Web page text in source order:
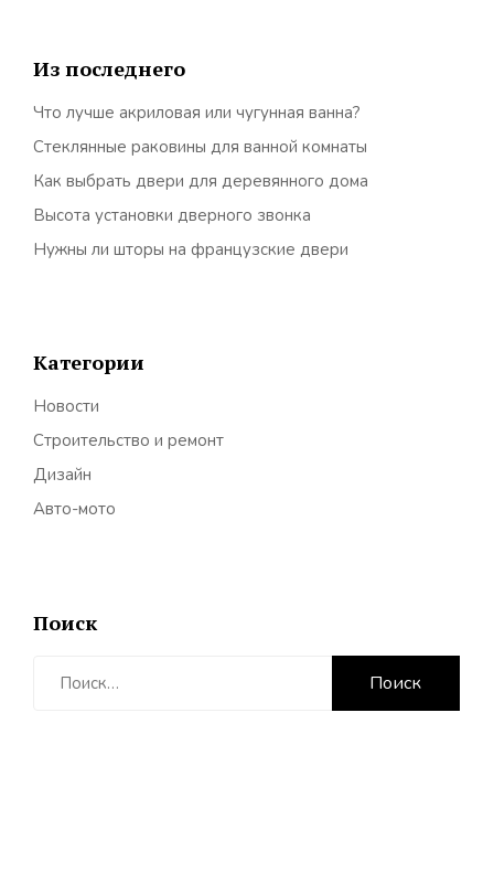
Из последнего
Что лучше акриловая или чугунная ванна?
Стеклянные раковины для ванной комнаты
Как выбрать двери для деревянного дома
Высота установки дверного звонка
Нужны ли шторы на французские двери
Категории
Новости
Строительство и ремонт
Дизайн
Авто-мото
Поиск